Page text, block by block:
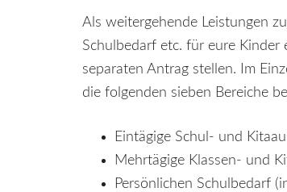
Als weitergehende Leistungen
Schulbedarf etc. für eure
separaten Antrag stellen. Im
die folgenden sieben Bereiche
Eintägige Schul- und
Mehrtägige Klassen- und
Persönlichen Schulbedarf